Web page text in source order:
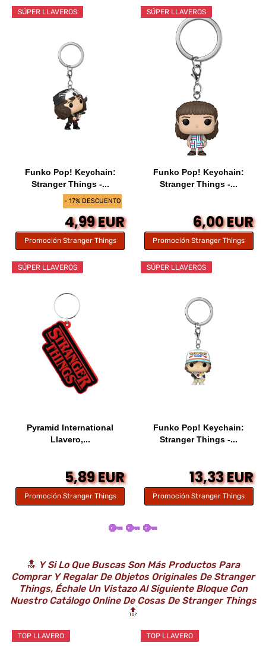
- 17% DESCUENTO
SÚPER LLAVEROS
Funko Pop! Keychain:
Stranger Things -...
4,99 EUR
Promoción Stranger Things
SÚPER LLAVEROS
Funko Pop! Keychain:
Stranger Things -...
6,00 EUR
Promoción Stranger Things
SÚPER LLAVEROS
Pyramid International
Llavero,...
5,89 EUR
Promoción Stranger Things
SÚPER LLAVEROS
Funko Pop! Keychain:
Stranger Things -...
13,33 EUR
Promoción Stranger Things
🔑 🔑 🔑
🔝 Y Si Lo Que Buscas Son Más Productos Para
Comprar Y Regalar De Objetos Originales De Stranger
Things, Échale Un Vistazo Al Siguiente Bloque Con
Nuestro Catálogo Online De Cosas De Stranger Things
🔝
TOP LLAVERO TOP LLAVERO